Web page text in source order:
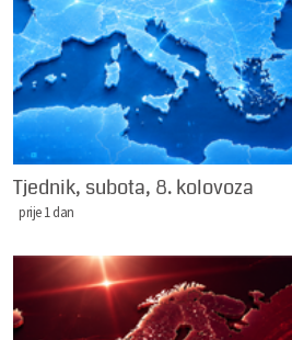
Tjednik, subota, 8. kolovoza
prije 1 dan